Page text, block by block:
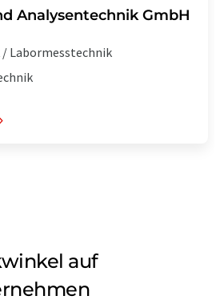
Analysentechnik GmbH
Labormesstechnik
auf